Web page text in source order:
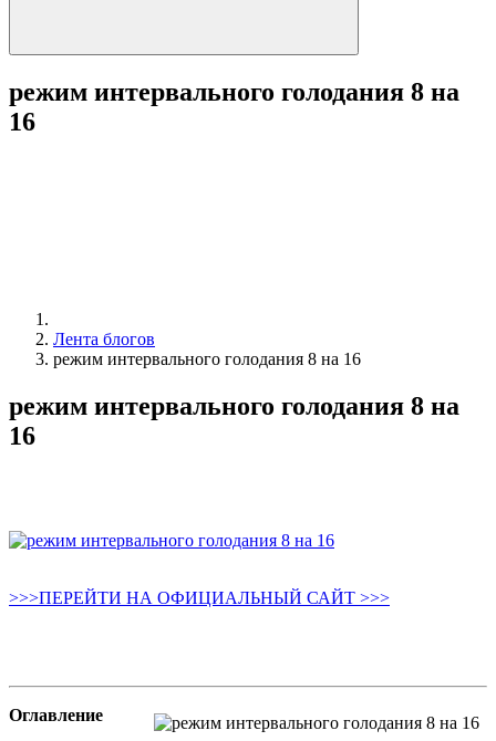
режим интервального голодания 8 на
16
Лента блогов
режим интервального голодания 8 на 16
режим интервального голодания 8 на
16
>>>ПЕРЕЙТИ НА ОФИЦИАЛЬНЫЙ САЙТ >>>
Оглавление